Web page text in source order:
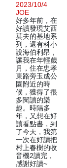
2023/10/4
JOE
好多年前，在
好讀發現艾西
莫夫的基地系
列，還有科小
說海伯利昂，
讓我在年輕歲
月，住在忠孝
東路旁玉成公
園附近的時
候，獲得了很
多閱讀的樂
趣。時隔多
年，又想在好
讀看點書，到
了今天，我第
一次在好讀把
村上春樹的收
音機2讀完，
感謝好讀~